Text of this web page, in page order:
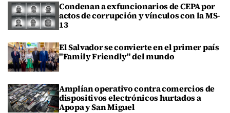
Condenan a exfuncionarios de CEPA por
actos de corrupción y vínculos con la MS-
13
El Salvador se convierte en el primer país
"Family Friendly" del mundo
Amplían operativo contra comercios de
dispositivos electrónicos hurtados a
Apopa y San Miguel